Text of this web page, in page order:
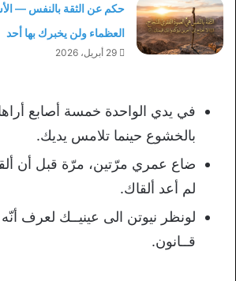
حكم عن الثقة بالنفس —
العظماء ولن يخبرك بها أحد
29 أبريل، 2026
في يدي الواحدة خمسة أصابع
بالخشوع حينما تلامس يديك.
ضاع عمري مرّتين، مرّة قبل أن
لم أعد ألقاك.
لونظر نيوتن الى عينيــك لعرف
قــانون.